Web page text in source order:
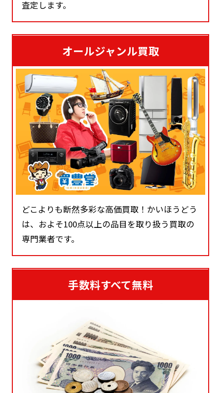
査定します。
オールジャンル買取
どこよりも断然多彩な高価買取！かいほうどう
は、およそ100点以上の品目を取り扱う買取の
専門業者です。
手数料すべて無料